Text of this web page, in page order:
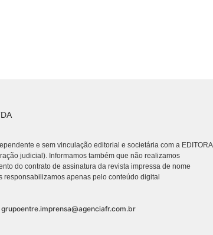
e sem vinculação editorial e societária com a EDITORA
judicial). Informamos também que não realizamos
do contrato de assinatura da revista impressa de nome
responsabilizamos apenas pelo conteúdo digital